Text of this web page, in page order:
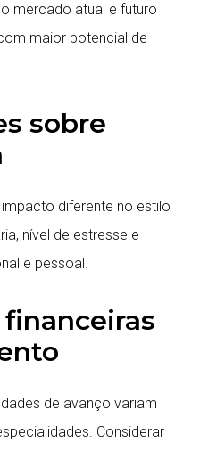
mercado atual e futuro
maior potencial de
sobre
diferente no estilo
nível de estresse e
e pessoal.
de avanço variam
Considerar